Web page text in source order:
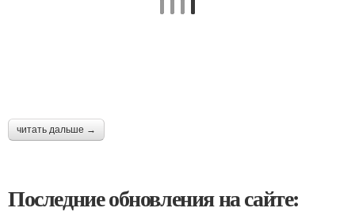
читать дальше →
Последние обновления на сайте: